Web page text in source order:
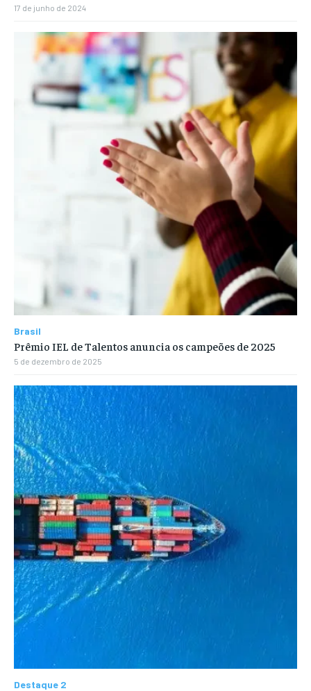
17 de junho de 2024
Brasil
Prêmio IEL de Talentos anuncia os campeões de 2025
5 de dezembro de 2025
Destaque 2